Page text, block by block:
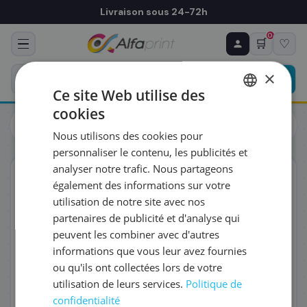
Livraison sous 24-72h
🛒
0
♡
Cartouches
Brother
couleurs, 4 x 200 pages
ORIGINAL
♻ COMMANDE RÉCURRENTE
Prévoyez & économisez
Programmez votre prochain achat — notre équipe
vous prépare un devis personnalisé
RÉFÉRENCE DU PRODUIT
FRÉQUENCE
QUANTITÉ PAR LIVRAISON
DATE DE PREMIÈRE LIVRAISON SOUHAITÉE
×
Ce site Web utilise des
cookies
Nous utilisons des cookies pour
personnaliser le contenu, les publicités et
analyser notre trafic. Nous partageons
également des informations sur votre
utilisation de notre site avec nos
partenaires de publicité et d'analyse qui
peuvent les combiner avec d'autres
informations que vous leur avez fournies
ou qu'ils ont collectées lors de votre
utilisation de leurs services. Politique de
confidentialité